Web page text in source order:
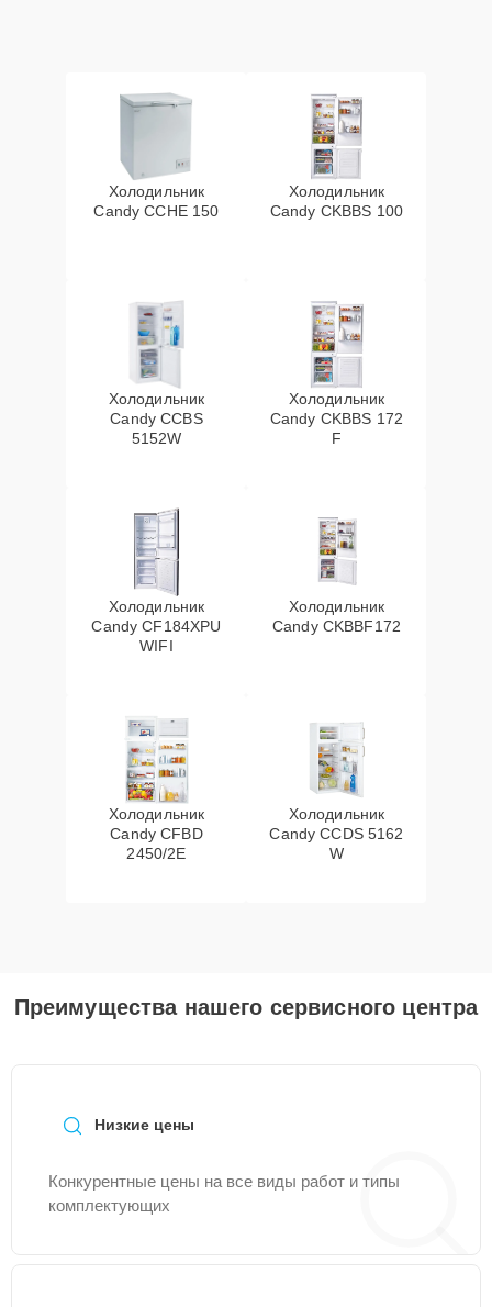
Холодильник
Candy CCHE 150
Холодильник
Candy CKBBS 100
Холодильник
Candy CCBS
5152W
Холодильник
Candy CKBBS 172
F
Холодильник
Candy CF184XPU
WIFI
Холодильник
Candy CKBBF172
Холодильник
Candy CFBD
2450/2E
Холодильник
Candy CCDS 5162
W
Преимущества нашего сервисного центра
Низкие цены
Конкурентные цены на все виды работ и типы
комплектующих